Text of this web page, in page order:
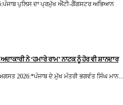
ਪੁਲਿਸ ਦਾ ਪ੍ਰਮੁੱਖ ਐਂਟੀ-ਗੈਂਗਸਟਰ ਅਭਿਆਨ
ਨੇ ‘ਹਮਾਰੇ ਰਾਮ’ ਨਾਟਕ ਨੂੰ ਹੋਰ ਵੀ ਸ਼ਾਨਦਾਰ
2026:*ਪੰਜਾਬ ਦੇ ਮੁੱਖ ਮੰਤਰੀ ਭਗਵੰਤ ਸਿੰਘ ਮਾਨ...